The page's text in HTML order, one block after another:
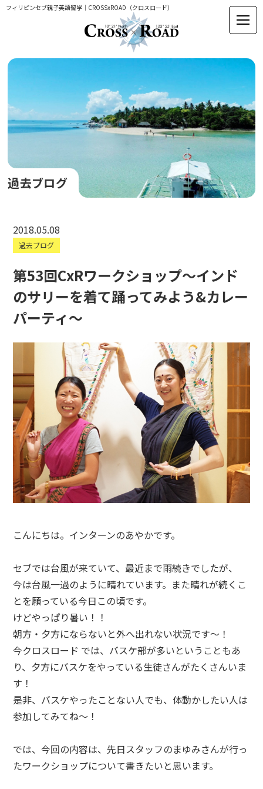
フィリピンセブ親子英語留学｜CROSSxROAD（クロスロード）
過去ブログ
2018.05.08
過去ブログ
第53回CxRワークショップ〜インド
のサリーを着て踊ってみよう&カレー
パーティ〜
こんにちは。インターンのあやかです。
セブでは台風が来ていて、最近まで雨続きでしたが、
今は台風一過のように晴れています。また晴れが続くこ
とを願っている今日この頃です。
けどやっぱり暑い！！
朝方・夕方にならないと外へ出れない状況です〜！
今クロスロード では、バスケ部が多いということもあ
り、夕方にバスケをやっている生徒さんがたくさんいま
す！
是非、バスケやったことない人でも、体動かしたい人は
参加してみてね〜！
では、今回の内容は、先日スタッフのまゆみさんが行っ
たワークショップについて書きたいと思います。